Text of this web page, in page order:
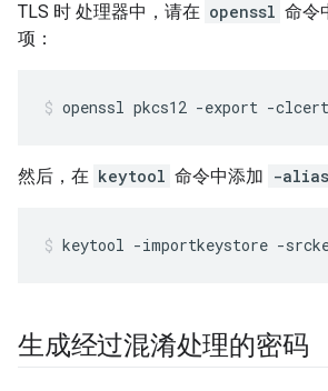
TLS 时 处理器中，请在 openssl 命令
项：
openssl pkcs12 -export -
然后，在 keytool 命令中添加 -alias
keytool -importkeystore -
生成经过混淆处理的密码